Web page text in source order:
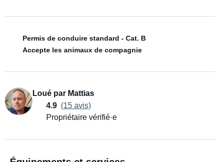
Permis de conduire standard - Cat. B
Accepte les animaux de compagnie
Loué par Mattias
4.9 (15 avis)
Propriétaire vérifié·e